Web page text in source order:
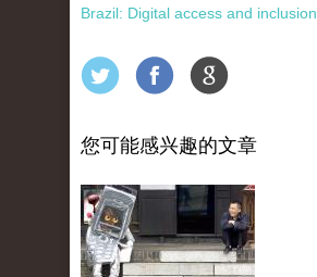
Brazil: Digital access and inclusion
您可能感兴趣的文章